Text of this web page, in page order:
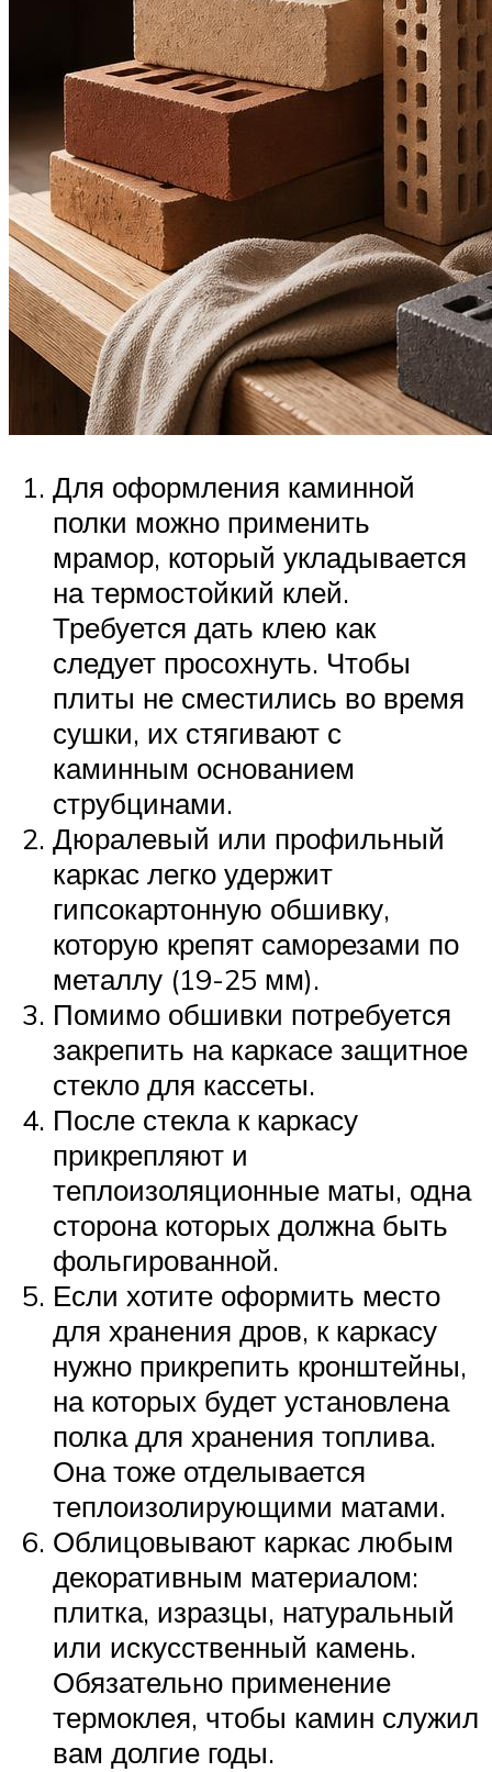
Для оформления каминной
полки можно применить
мрамор, который укладывается
на термостойкий клей.
Требуется дать клею как
следует просохнуть. Чтобы
плиты не сместились во время
сушки, их стягивают с
каминным основанием
струбцинами.
Дюралевый или профильный
каркас легко удержит
гипсокартонную обшивку,
которую крепят саморезами по
металлу (19-25 мм).
Помимо обшивки потребуется
закрепить на каркасе защитное
стекло для кассеты.
После стекла к каркасу
прикрепляют и
теплоизоляционные маты, одна
сторона которых должна быть
фольгированной.
Если хотите оформить место
для хранения дров, к каркасу
нужно прикрепить кронштейны,
на которых будет установлена
полка для хранения топлива.
Она тоже отделывается
теплоизолирующими матами.
Облицовывают каркас любым
декоративным материалом:
плитка, изразцы, натуральный
или искусственный камень.
Обязательно применение
термоклея, чтобы камин служил
вам долгие годы.